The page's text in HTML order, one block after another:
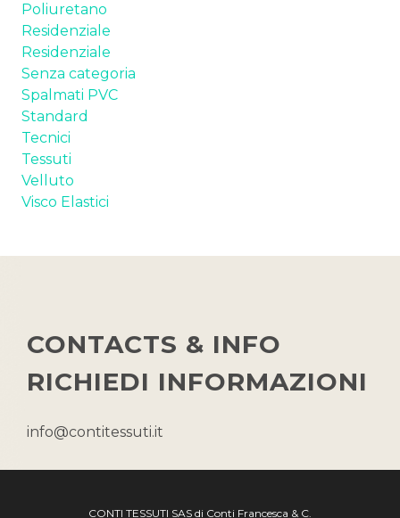
Poliuretano
Residenziale
Residenziale
Senza categoria
Spalmati PVC
Standard
Tecnici
Tessuti
Velluto
Visco Elastici
CONTACTS & INFO
RICHIEDI INFORMAZIONI
info@contitessuti.it
CONTI TESSUTI SAS di Conti Francesca & C.